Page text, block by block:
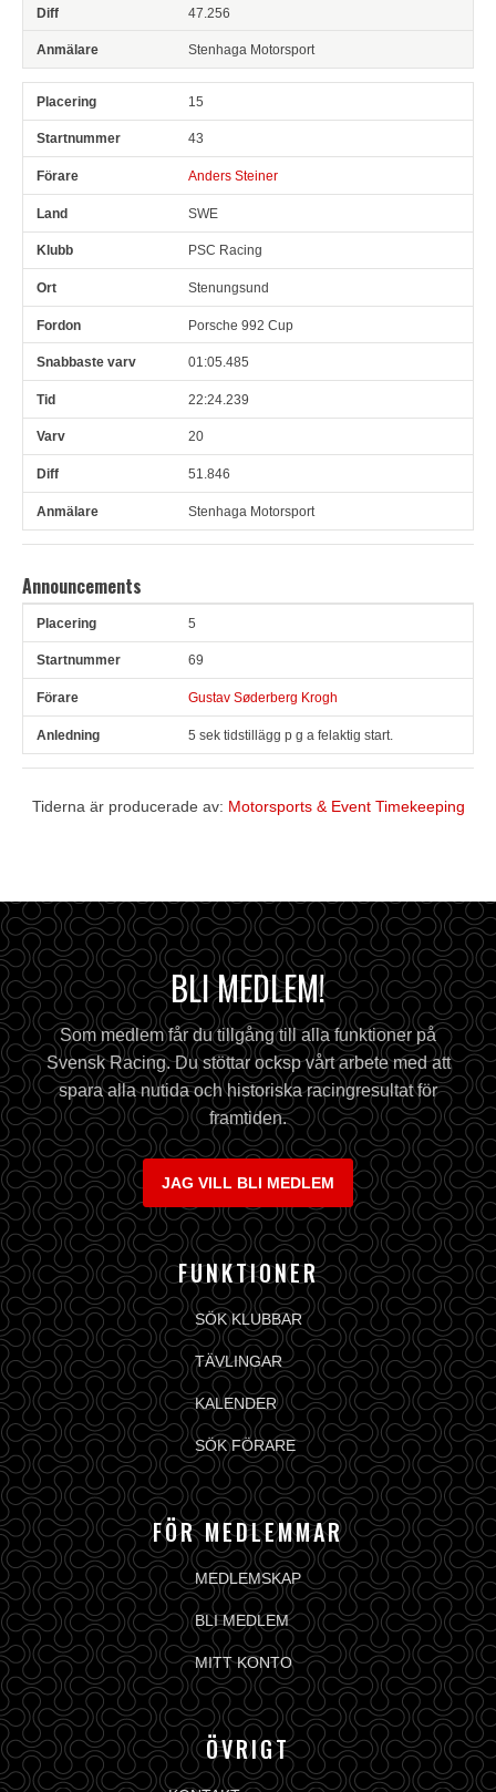
47.256
Stenhaga Motorsport
15
43
Anders Steiner
SWE
PSC Racing
Stenungsund
Porsche 992 Cup
01:05.485
22:24.239
20
51.846
Stenhaga Motorsport
Announcements
Pl Snr 5
69
Gustav Søderberg Krogh
5 sek tidstillägg p g a felaktig start.
Tiderna är producerade av: Motorsports & Event Timekeeping
BLI MEDLEM!
Som medlem får du tillgång till alla funktioner på
Svensk Racing. Du stöttar ocksp vårt arbete med att
spara alla nutida och historiska racingresultat för
framtiden.
JAG VILL BLI MEDLEM
FUNKTIONER
SÖK KLUBBAR
TÄVLINGAR
KALENDER
SÖK FÖRARE
FÖR MEDLEMMAR
MEDLEMSKAP
BLI MEDLEM
MITT KONTO
ÖVRIGT